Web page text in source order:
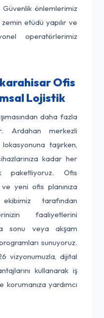
Güvenlik önlemlerimiz
etüdü yapılır ve
operatörlerimiz
Ofis
Lojistik
daha fazla
Ardahan merkezli
taşırken,
kadar her
paketliyoruz. Ofis
ve yeni ofis planınıza
tarafından
faaliyetlerini
sonu veya akşam
sunuyoruz.
vizyonumuzla, dijital
kullanarak iş
yardımcı